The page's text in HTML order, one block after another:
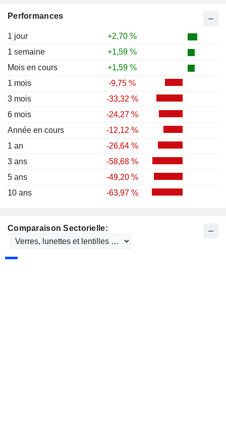
Performances
1 jour
+2,70 %
1 semaine
+1,59 %
Mois en cours
+1,59 %
1 mois
-9,75 %
3 mois
-33,32 %
6 mois
-24,27 %
Année en cours
-12,12 %
1 an
-26,64 %
3 ans
-58,68 %
5 ans
-49,20 %
10 ans
-63,97 %
Comparaison Sectorielle: